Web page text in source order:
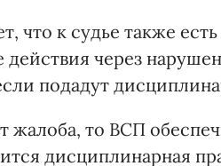
что к судье также
действия через
подадут
жалоба, то ВСП
дисциплинарная